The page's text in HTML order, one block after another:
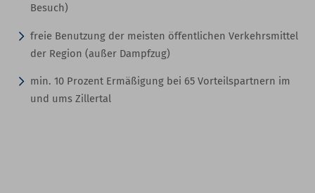
Besuch)
freie Benutzung der meisten öffentlichen Verkehrsmittel
der Region (außer Dampfzug)
min. 10 Prozent Ermäßigung bei 65 Vorteilspartnern im
und ums Zillertal